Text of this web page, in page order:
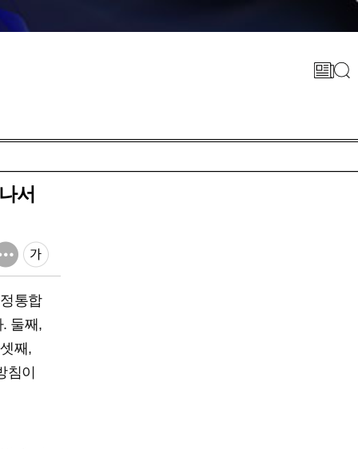
서
통합
둘째,
째,
이